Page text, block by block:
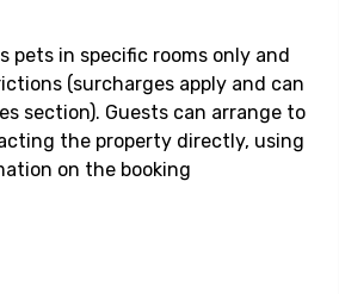
pets in specific rooms only and
(surcharges apply and can
section). Guests can arrange to
the property directly, using
on the booking